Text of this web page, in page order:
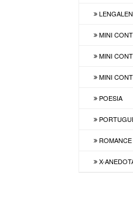
MINI
MINI
MINI
POESIA
X-